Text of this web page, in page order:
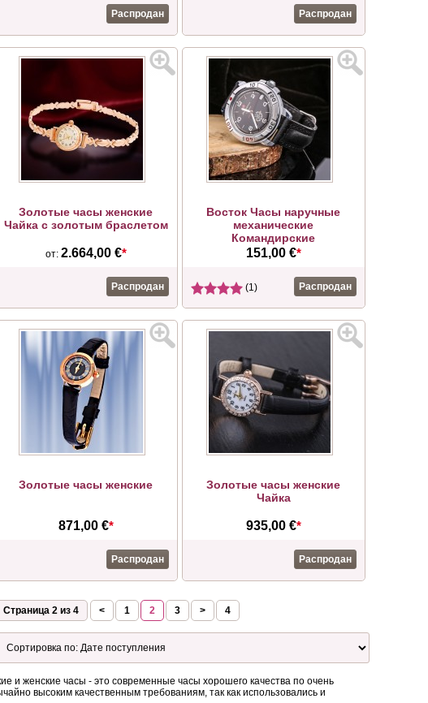
Распродан Распродан
Золотые часы женские
Чайка с золотым браслетом
от: 2.664,00 €*
Распродан
Восток Часы наручные
механические
Командирские
151,00 €*
(1) Распродан
Золотые часы женские
871,00 €*
Распродан
Золотые часы женские
Чайка
935,00 €*
Распродан
Страница 2 из 4 < 1 2 3 > 4
и женские часы - это современные часы хорошего качества по очень
высоким качественным требованиям, так как использовались и